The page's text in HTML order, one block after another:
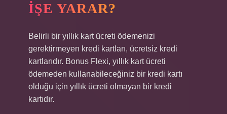
IŞE YARAR?
Belirli bir yıllık kart ücreti ödemenizi
gerektirmeyen kredi kartları, ücretsiz kredi
kartlarıdır. Bonus Flexi, yıllık kart ücreti
ödemeden kullanabileceğiniz bir kredi kartı
olduğu için yıllık ücreti olmayan bir kredi
kartıdır.